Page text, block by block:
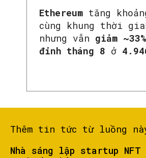
Ethereum tăng
cùng khung thời
nhưng vẫn giảm ~33%
đỉnh tháng 8 ở
Thêm tin tức từ luồng
Nhà sáng lập startup